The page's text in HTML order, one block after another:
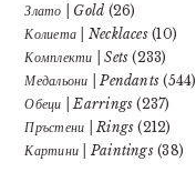
Злато | Gold (26)
Колиета | Necklaces(10)
Комплекти | Sets (233)
Медальони | Pendants (544)
Обеци | Earrings (237)
Пръстени | Rings (212)
Картини | Paintings(38)